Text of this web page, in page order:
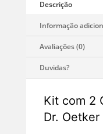
Kit com 2
Dr. Oetker